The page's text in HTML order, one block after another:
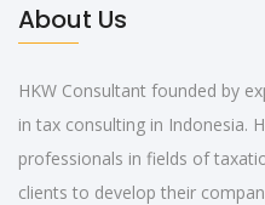
About Us
HKW Consultant founded by
in tax consulting in Indonesia.
professionals in fields of
clients to develop their